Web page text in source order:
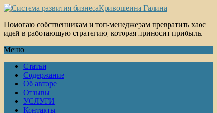
Кривошеина Галина
Помогаю собственникам и топ-менеджерам превратить хаос
идей в работающую стратегию, которая приносит прибыль.
Меню
Статьи
Содержание
Об авторе
Отзывы
УСЛУГИ
Контакты